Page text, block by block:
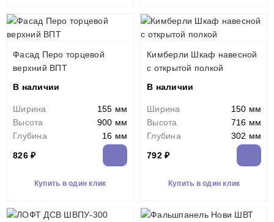
Фасад Перо торцевой
верхний ВПТ
В наличии
Ширина
155 мм
Высота
900 мм
Глубина
16 мм
826 ₽
Купить в один клик
Кимберли Шкаф навесной
c открытой полкой
В наличии
Ширина
150 мм
Высота
716 мм
Глубина
302 мм
792 ₽
Купить в один клик